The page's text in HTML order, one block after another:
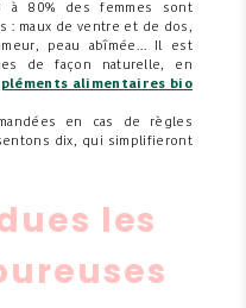
à 80% des femmes sont
: maux de ventre et de dos,
peau abîmée… Il est
de façon naturelle, en
alimentaires bio
en cas de règles
dix, qui simplifieront
les